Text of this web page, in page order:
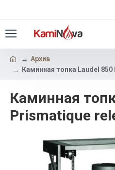
Архив
Каминная топка Laudel
Каминная
Prismatique